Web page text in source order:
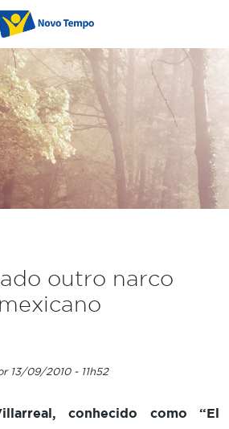
outro narco
mexicano
13/09/2010 - 11h52
conhecido como “El